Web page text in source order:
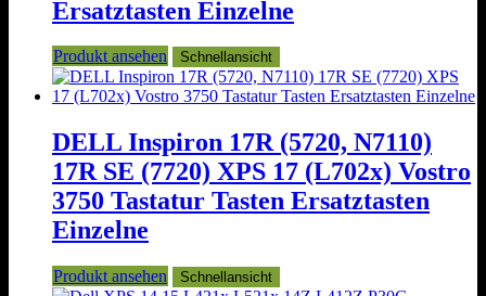
Ersatztasten Einzelne
Produkt ansehen Schnellansicht
DELL Inspiron 17R (5720, N7110)
17R SE (7720) XPS 17 (L702x) Vostro
3750 Tastatur Tasten Ersatztasten
Einzelne
Produkt ansehen Schnellansicht